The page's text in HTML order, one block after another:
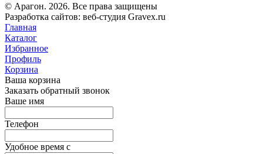
© Арагон. 2026. Все права защищены
Разработка сайтов: веб-студия Gravex.ru
Главная
Каталог
Избранное
Профиль
Корзина
Ваша корзина
Заказать обратный звонок
Ваше имя
Телефон
Удобное время c